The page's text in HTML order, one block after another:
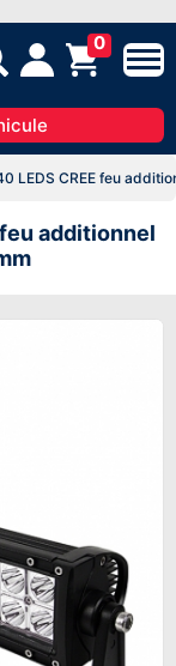
0
LEDS CREE feu
feu additionnel